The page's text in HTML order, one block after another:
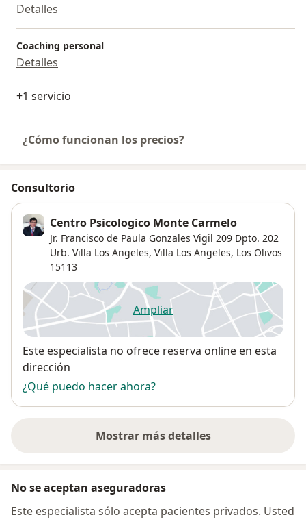
Detalles
Coaching personal
Detalles
+1 servicio
¿Cómo funcionan los precios?
Consultorio
Centro Psicologico Monte Carmelo
Jr. Francisco de Paula Gonzales Vigil 209 Dpto. 202
Urb. Villa Los Angeles, Villa Los Angeles, Los Olivos
15113
Ampliarse abre en una nueva
Disponibilidad
Este especialista no ofrece reserva online en esta
dirección
¿Qué puedo hacer ahora?
Mostrar más detalles
sobre la dirección
No se aceptan aseguradoras
Este especialista sólo acepta pacientes privados. Usted